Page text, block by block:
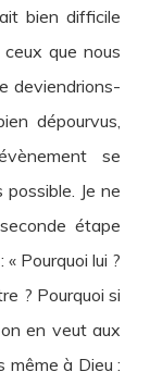
bien difficile
que nous
deviendrions-
dépourvus,
se
Je ne
étape
Pourquoi lui ?
? Pourquoi si
en veut aux
à Dieu :